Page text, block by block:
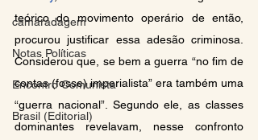
camaradagem
Notas Políticas
Encontro Comunista
Brasil (Editorial)
teórico do movimento operário de então,
procurou justificar essa adesão criminosa.
Considerou que, se bem a guerra “no fim de
contas (fosse) imperialista” era também uma
“guerra nacional”. Segundo ele, as classes
dominantes revelavam, nesse confronto